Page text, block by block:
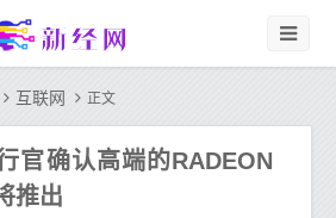
互联网 正文
官确认高端的RADEON
推出